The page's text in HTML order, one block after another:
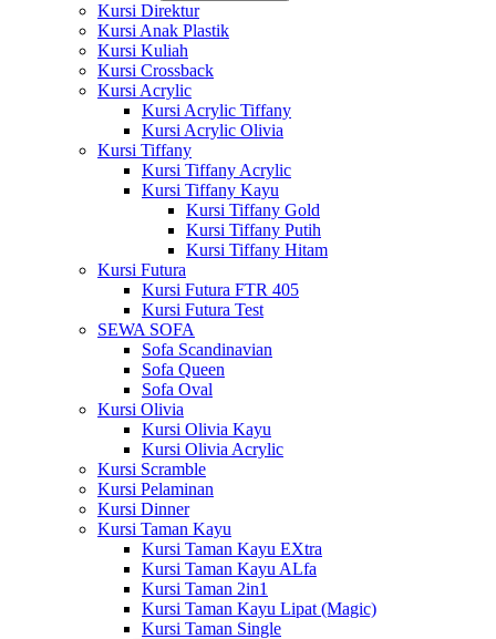
Kursi Direktur
Kursi Anak Plastik
Kursi Kuliah
Kursi Crossback
Kursi Acrylic
Kursi Acrylic Tiffany
Kursi Acrylic Olivia
Kursi Tiffany
Kursi Tiffany Acrylic
Kursi Tiffany Kayu
Kursi Tiffany Gold
Kursi Tiffany Putih
Kursi Tiffany Hitam
Kursi Futura
Kursi Futura FTR 405
Kursi Futura Test
SEWA SOFA
Sofa Scandinavian
Sofa Queen
Sofa Oval
Kursi Olivia
Kursi Olivia Kayu
Kursi Olivia Acrylic
Kursi Scramble
Kursi Pelaminan
Kursi Dinner
Kursi Taman Kayu
Kursi Taman Kayu EXtra
Kursi Taman Kayu ALfa
Kursi Taman 2in1
Kursi Taman Kayu Lipat (Magic)
Kursi Taman Single